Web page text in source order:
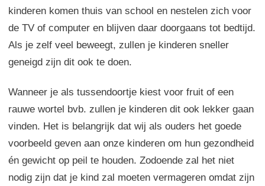
kinderen komen thuis van school en nestelen zich voor
de TV of computer en blijven daar doorgaans tot bedtijd.
Als je zelf veel beweegt, zullen je kinderen sneller
geneigd zijn dit ook te doen.
Wanneer je als tussendoortje kiest voor fruit of een
rauwe wortel bvb. zullen je kinderen dit ook lekker gaan
vinden. Het is belangrijk dat wij als ouders het goede
voorbeeld geven aan onze kinderen om hun gezondheid
én gewicht op peil te houden. Zodoende zal het niet
nodig zijn dat je kind zal moeten vermageren omdat zijn